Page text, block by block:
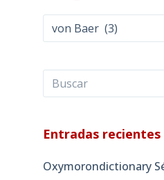
Categorías
Entradas recientes
Oxymorondictionary